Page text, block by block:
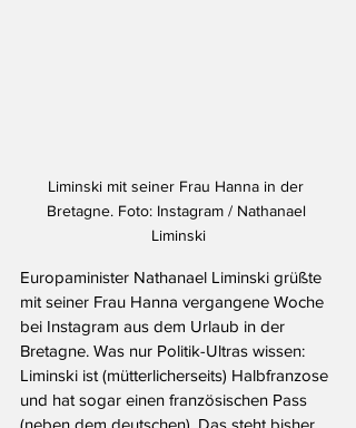
Liminski mit seiner Frau Hanna in der
Bretagne. Foto: Instagram / Nathanael
Liminski
Europaminister Nathanael Liminski grüßte
mit seiner Frau Hanna vergangene Woche
bei Instagram aus dem Urlaub in der
Bretagne. Was nur Politik-Ultras wissen:
Liminski ist (mütterlicherseits) Halbfranzose
und hat sogar einen französischen Pass